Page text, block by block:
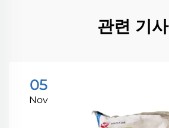
관련 기사
05
Nov